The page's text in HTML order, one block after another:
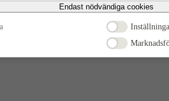
Endast nödvändiga cookies